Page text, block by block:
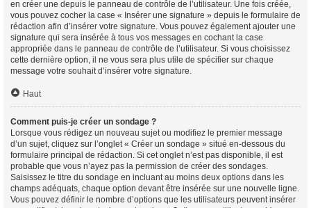
en créer une depuis le panneau de contrôle de l’utilisateur. Une fois créée,
vous pouvez cocher la case « Insérer une signature » depuis le formulaire de
rédaction afin d’insérer votre signature. Vous pouvez également ajouter une
signature qui sera insérée à tous vos messages en cochant la case
appropriée dans le panneau de contrôle de l’utilisateur. Si vous choisissez
cette dernière option, il ne vous sera plus utile de spécifier sur chaque
message votre souhait d’insérer votre signature.
Haut
Comment puis-je créer un sondage ?
Lorsque vous rédigez un nouveau sujet ou modifiez le premier message
d’un sujet, cliquez sur l’onglet « Créer un sondage » situé en-dessous du
formulaire principal de rédaction. Si cet onglet n’est pas disponible, il est
probable que vous n’ayez pas la permission de créer des sondages.
Saisissez le titre du sondage en incluant au moins deux options dans les
champs adéquats, chaque option devant être insérée sur une nouvelle ligne.
Vous pouvez définir le nombre d’options que les utilisateurs peuvent insérer